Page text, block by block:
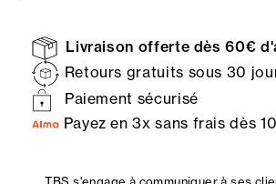
Livraison offerte dès 60€
Retours gratuits sous 30
Paiement sécurisé
Payez en 3x sans frais dès
TBS s'engage à communiquer à ses